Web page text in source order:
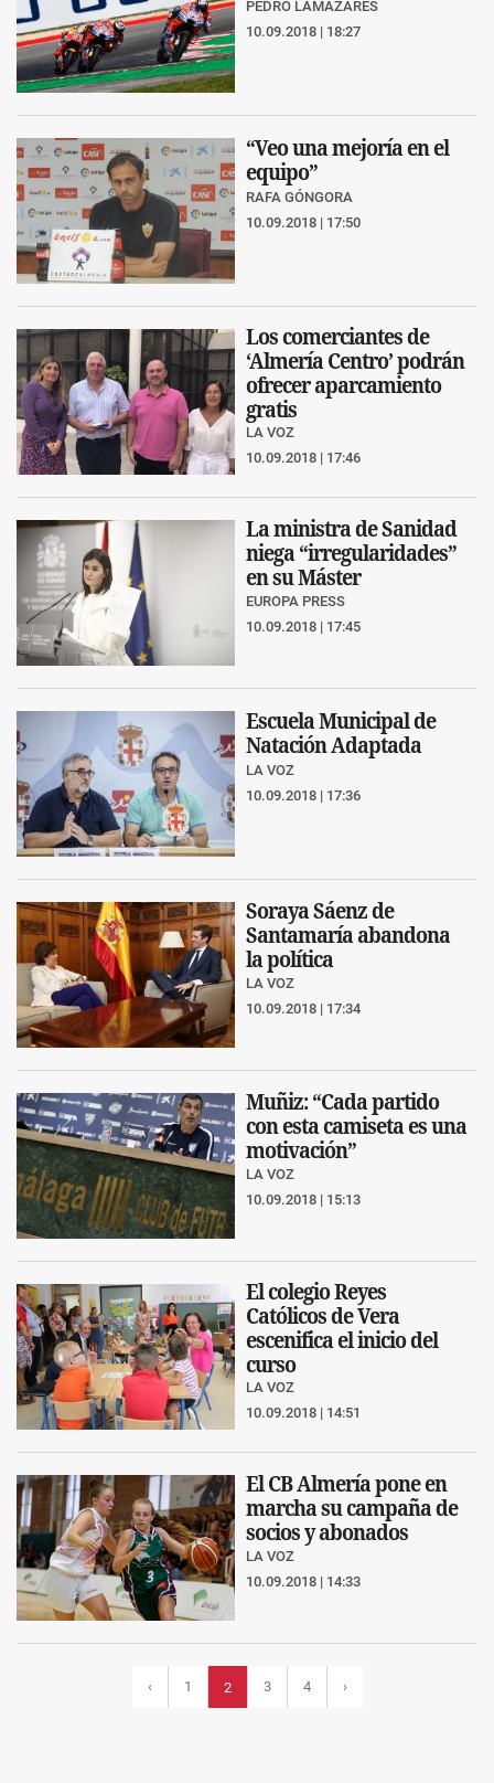
PEDRO LAMAZARES
10.09.2018 | 18:27
“Veo una mejoría en el
equipo”
RAFA GÓNGORA
10.09.2018 | 17:50
Los comerciantes de
‘Almería Centro’ podrán
ofrecer aparcamiento
gratis
LA VOZ
10.09.2018 | 17:46
La ministra de Sanidad
niega “irregularidades”
en su Máster
EUROPA PRESS
10.09.2018 | 17:45
Escuela Municipal de
Natación Adaptada
LA VOZ
10.09.2018 | 17:36
Soraya Sáenz de
Santamaría abandona
la política
LA VOZ
10.09.2018 | 17:34
Muñiz: “Cada partido
con esta camiseta es una
motivación”
LA VOZ
10.09.2018 | 15:13
El colegio Reyes
Católicos de Vera
escenifica el inicio del
curso
LA VOZ
10.09.2018 | 14:51
El CB Almería pone en
marcha su campaña de
socios y abonados
LA VOZ
10.09.2018 | 14:33
‹ 1 2 3 4 ›